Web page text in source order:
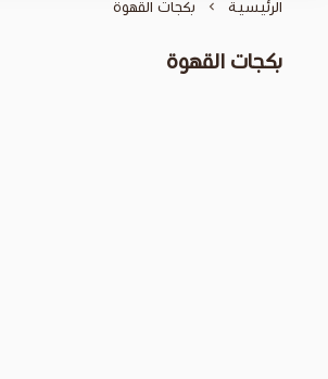
الرئيسية بكجات القهوة
بكجات القهوة